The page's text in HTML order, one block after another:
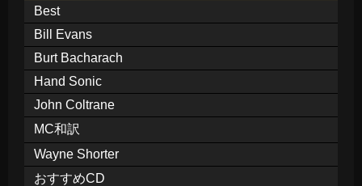
Best
Bill Evans
Burt Bacharach
Hand Sonic
John Coltrane
MC和訳
Wayne Shorter
おすすめCD